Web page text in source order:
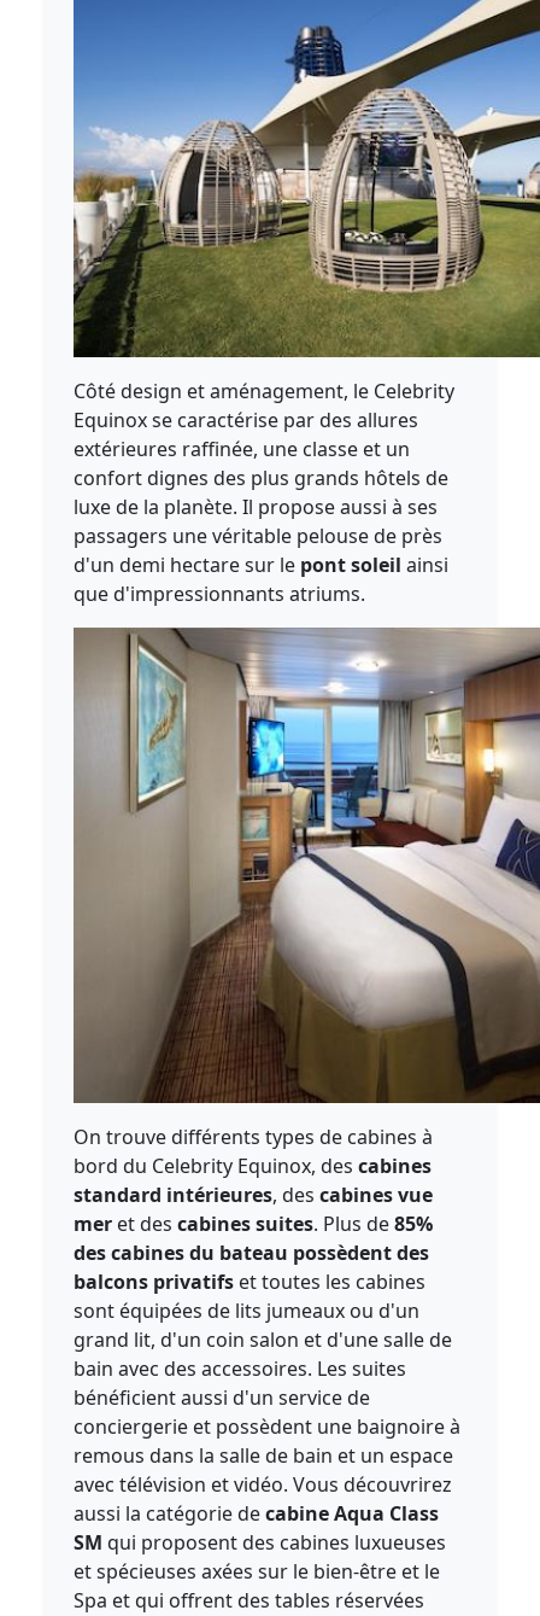
Côté design et aménagement, le Celebrity
Equinox se caractérise par des allures
extérieures raffinée, une classe et un
confort dignes des plus grands hôtels de
luxe de la planète. Il propose aussi à ses
passagers une véritable pelouse de près
d'un demi hectare sur le pont soleil ainsi
que d'impressionnants atriums.
On trouve différents types de cabines à
bord du Celebrity Equinox, des cabines
standard intérieures, descabines vue
mer et descabines suites. Plus de85%
des cabines du bateau possèdent des
balcons privatifs et toutes les cabines
sont équipées de lits jumeaux ou d'un
grand lit, d'un coin salon et d'une salle de
bain avec des accessoires. Les suites
bénéficient aussi d'un service de
conciergerie et possèdent une baignoire à
remous dans la salle de bain et un espace
avec télévision et vidéo. Vous découvrirez
aussi la catégorie decabine Aqua Class
SM qui proposent des cabines luxueuses
et spécieuses axées sur le bien-être et le
Spa et qui offrent des tables réservées